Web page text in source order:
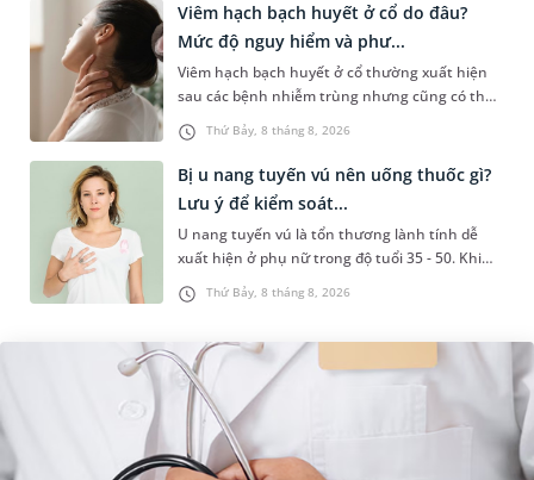
Thứ Bảy, 8 tháng 8, 2026
Viêm hạch bạch huyết ở cổ do đâu?
Mức độ nguy hiểm và phư...
Viêm hạch bạch huyết ở cổ thường xuất hiện
sau các bệnh nhiễm trùng nhưng cũng có thể
liên quan đến lao hạch hoặc ung thư. Để tìm
hiểu nguyên nhân gây viêm,...
Thứ Bảy, 8 tháng 8, 2026
Bị u nang tuyến vú nên uống thuốc gì?
Lưu ý để kiểm soát...
U nang tuyến vú là tổn thương lành tính dễ
xuất hiện ở phụ nữ trong độ tuổi 35 - 50. Khi
được chẩn đoán mắc bệnh, nhiều người
thường băn khoăn u nang tuyến v...